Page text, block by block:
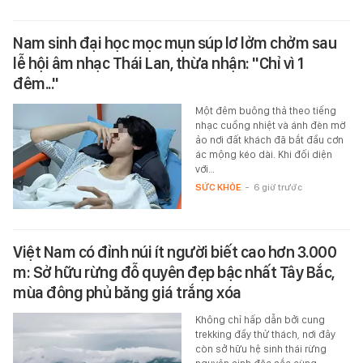
Nam sinh đại học mọc mụn súp lơ lởm chởm sau
lễ hội âm nhạc Thái Lan, thừa nhận: "Chỉ vì 1
đêm..."
Một đêm buông thả theo tiếng
nhạc cuồng nhiệt và ánh đèn mờ
ảo nơi đất khách đã bắt đầu cơn
ác mộng kéo dài. Khi đối diện
với…
SỨC KHỎE - 6 giờ trước
Việt Nam có đỉnh núi ít người biết cao hơn 3.000
m: Sở hữu rừng đỗ quyên đẹp bậc nhất Tây Bắc,
mùa đông phủ băng giá trắng xóa
Không chỉ hấp dẫn bởi cung
trekking đầy thử thách, nơi đây
còn sở hữu hệ sinh thái rừng